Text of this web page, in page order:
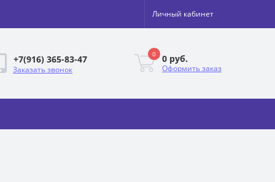
Личный кабинет
+7(916) 365-83-47
Заказать звонок
0 0 руб.
Оформить заказ